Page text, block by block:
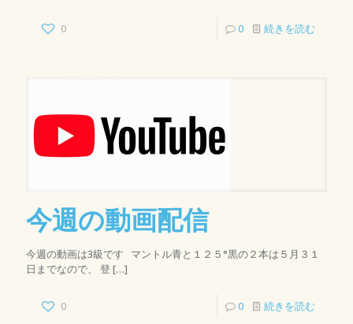
0 0 続きを読む
今週の動画配信
今週の動画は3級です マントル青と１２５°黒の２本は５月３１
日までなので、 登[…]
0 0 続きを読む